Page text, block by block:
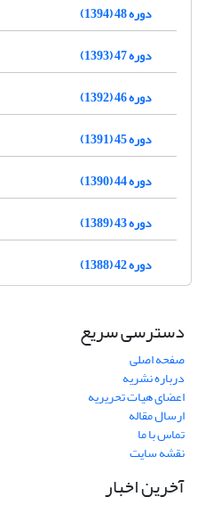
دوره 48 (1394)
دوره 47 (1393)
دوره 46 (1392)
دوره 45 (1391)
دوره 44 (1390)
دوره 43 (1389)
دوره 42 (1388)
دسترسی سریع
صفحه اصلی
درباره نشریه
اعضای هیات تحریریه
ارسال مقاله
تماس با ما
نقشه سایت
آخرین اخبار